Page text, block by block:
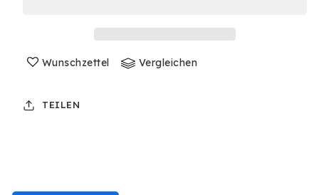
Sport
Beine
Sport
Wunschzettel Vergleichen
TEILEN